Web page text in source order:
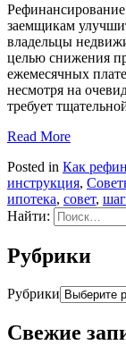
заемщикам
владельцы
целью снижения
ежемесячных
несмотря на
требует
Read More
Posted in Как
инструкция,
ипотека, совет, шаг
Найти:
Рубрики
Рубрики
Свежие